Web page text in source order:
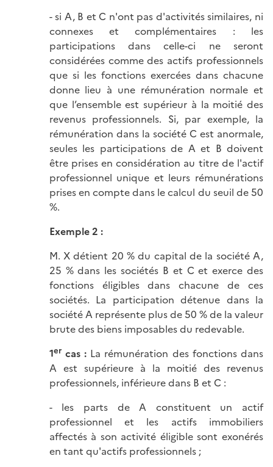
- si A, B et C n'ont pas d'activités similaires, ni
connexes et complémentaires : les
participations dans celle-ci ne seront
considérées comme des actifs professionnels
que si les fonctions exercées dans chacune
donne lieu à une rémunération normale et
que l’ensemble est supérieur à la moitié des
revenus professionnels. Si, par exemple, la
rémunération dans la société C est anormale,
seules les participations de A et B doivent
être prises en considération au titre de l'actif
professionnel unique et leurs rémunérations
prises en compte dans le calcul du seuil de 50
%.
Exemple 2 :
M. X détient 20 % du capital de la société A,
25 % dans les sociétés B et C et exerce des
fonctions éligibles dans chacune de ces
sociétés. La participation détenue dans la
société A représente plus de 50 % de la valeur
brute des biens imposables du redevable.
1ercas : La rémunération des fonctions dans
A est supérieure à la moitié des revenus
professionnels, inférieure dans B et C :
- les parts de A constituent un actif
professionnel et les actifs immobiliers
affectés à son activité éligible sont exonérés
en tant qu'actifs professionnels ;